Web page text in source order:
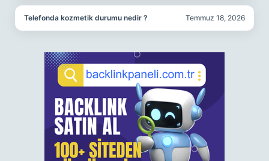
Telefonda kozmetik durumu nedir ? Temmuz 18, 2026